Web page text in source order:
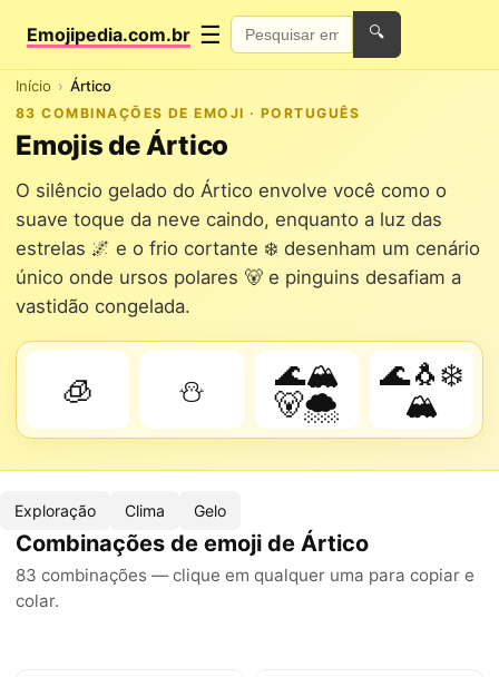
Emojipedia.com.br ☰ 🔍
Início Ártico
83 COMBINAÇÕES DE EMOJI · PORTUGUÊS
Emojis de Ártico
O silêncio gelado do Ártico envolve você como o
suave toque da neve caindo, enquanto a luz das
estrelas 🌌 e o frio cortante ❄️ desenham um cenário
único onde ursos polares 🐻 e pinguins desafiam a
vastidão congelada.
🧊 ⛄
🌊🏔️
🐻🌨️
🌊🐧❄️
🏔️
Exploração Clima Gelo
Combinações de emoji de Ártico
83 combinações — clique em qualquer uma para copiar e
colar.